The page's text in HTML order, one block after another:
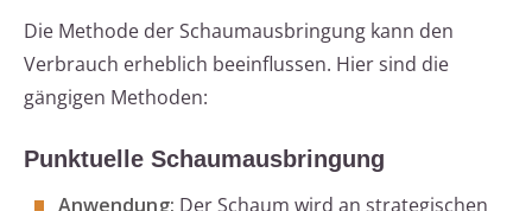
Die Methode der Schaumausbringung kann den
Verbrauch erheblich beeinflussen. Hier sind die
gängigen Methoden:
Punktuelle Schaumausbringung
Anwendung: Der Schaum wird an strategischen